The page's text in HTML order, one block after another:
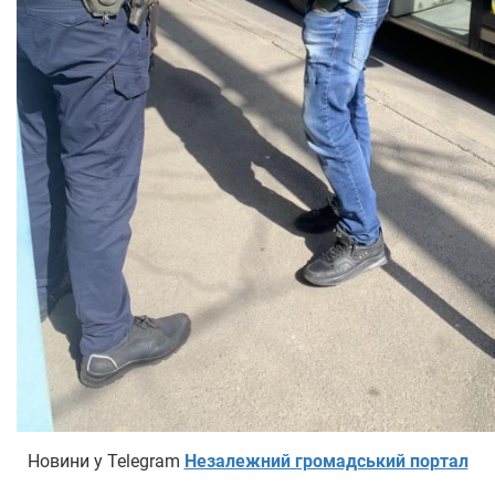
Новини у Telegram Незалежний громадський портал